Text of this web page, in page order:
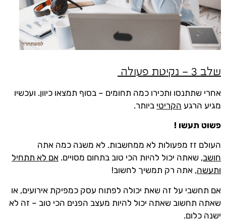
שלב 3 – נקיטת פעולה
אחרי שתתנסו ותכירו כמה תחומים – בסוף תמצאו כיוון. ועכשיו
מגיע הרגע הקריטי ביותר.
פשוט תעשו !
העולם זז מפעולות לא ממחשבות. לא משנה כמה אתה
חושב, שאתה יכול להיות הכי טוב בתחום מסויים. אם לא תתחיל
ותעשה, אתה רק תמשיך לחשוב!
אם תחשבי על זה שאת יכולה לפתוח עסק כמפיקת אירועים, או
שאתה תחשוב שאתה יכול להיות מעצב הפנים הכי טוב – זה לא
ישנה כלום.